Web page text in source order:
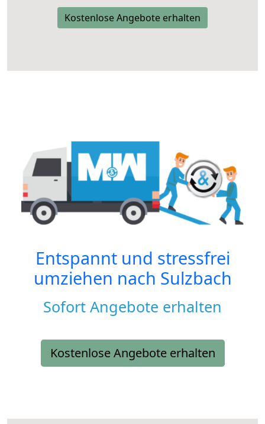
Kostenlose Angebote erhalten
Entspannt und stressfrei
umziehen nach Sulzbach
Sofort Angebote erhalten
Kostenlose Angebote erhalten